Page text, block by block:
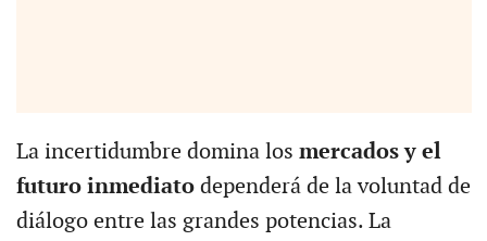
La incertidumbre domina los mercados y el
futuro inmediatodependerá de la voluntad de
diálogo entre las grandes potencias. La